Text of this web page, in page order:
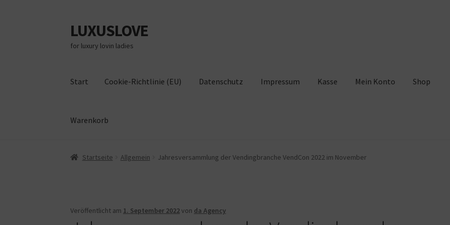
Zur
Navigation
springen
Zum
Inhalt
springen
LUXUSLOVE
for luxury lovin ladies
Start Cookie-Richtlinie (EU) Datenschutz Impressum Kasse Mein Konto Shop
Warenkorb
Start Cookie-Richtlinie (EU) Datenschutz Impressum Kasse Mein Konto Shop Warenkorb
Startseite Allgemein Jahresversammlung der Vendingbranche VendCon 2022 im November
Veröffentlicht am 1. September 2022von da Agency